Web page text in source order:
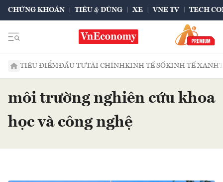
CHỨNG KHOÁN TIÊU & DÙNG XE VNE TV TECH
TIÊU ĐIỂMĐẦU TƯTÀI CHÍNHKINH TẾ SỐKINH TẾ XANH
môi trường nghiên cứu khoa
học và công nghệ